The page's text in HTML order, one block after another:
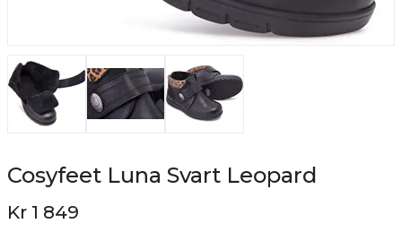
Cosyfeet Luna Svart Leopard
Kr 1 849